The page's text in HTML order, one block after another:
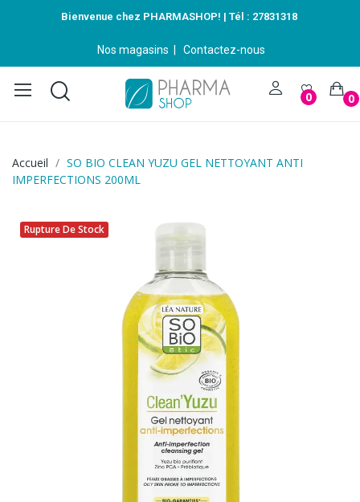
Bienvenue chez PHARMASHOP! | Tél : 27831318
Nos magasins Contactez-nous
0 0
Accueil
SO BIO CLEAN YUZU GEL NETTOYANT ANTI
IMPERFECTIONS 200ML
Rupture De Stock